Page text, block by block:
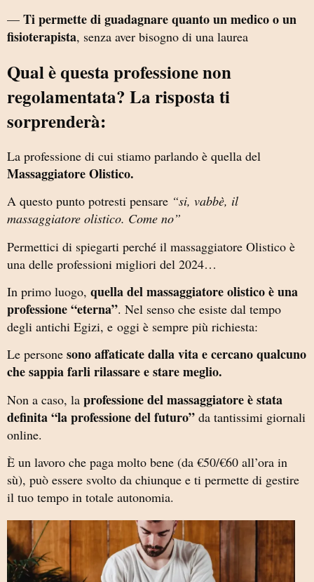
— Ti permette di guadagnare quanto un medico o un
fisioterapista, senza aver bisogno di una laurea
Qual è questa professione non
regolamentata? La risposta ti
sorprenderà:
La professione di cui stiamo parlando è quella del
Massaggiatore Olistico.
A questo punto potresti pensare “si, vabbè, il
massaggiatore olistico. Come no”
Permettici di spiegarti perché il massaggiatore Olistico è
una delle professioni migliori del 2024…
In primo luogo, quella del massaggiatore olistico è una
professione “eterna”. Nel senso che esiste dal tempo
degli antichi Egizi, e oggi è sempre più richiesta:
Le persone sono affaticate dalla vita e cercano qualcuno
che sappia farli rilassare e stare meglio.
Non a caso, la professione del massaggiatore è stata
definita “la professione del futuro” da tantissimi giornali
online.
È un lavoro che paga molto bene (da €50/€60 all’ora in
sù), può essere svolto da chiunque e ti permette di gestire
il tuo tempo in totale autonomia.